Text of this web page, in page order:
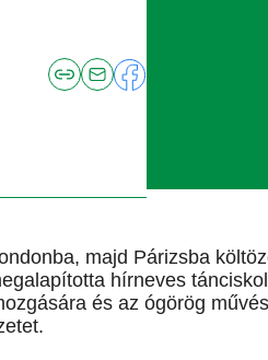
majd Párizsba
hírneves
és az ógörög